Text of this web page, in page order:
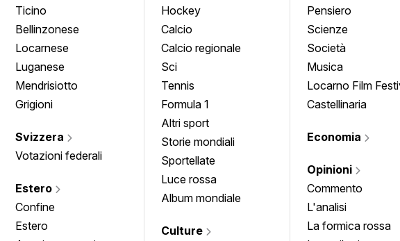
Ticino
Bellinzonese
Locarnese
Luganese
Mendrisiotto
Grigioni
Svizzera
Votazioni federali
Estero
Confine
Estero
Hockey
Calcio
Calcio regionale
Sci
Tennis
Formula 1
Altri sport
Storie mondiali
Sportellate
Luce rossa
Album mondiale
Culture
Pensiero
Scienze
Società
Musica
Locarno Film
Castellinaria
Economia
Opinioni
Commento
L'analisi
La formica rossa